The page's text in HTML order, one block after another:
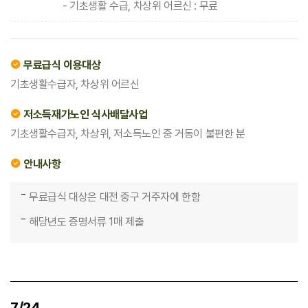
- 기초생활 수급, 차상위 어르신 : 무료
무료급식 이용대상
기초생활수급자, 차상위 어르신
저소득재가노인 식사배달사업
기초생활수급자, 차상위, 저소득노인 중 거동이 불편한 분
안내사항
무료급식 대상은 대전 중구 거주자에 한함
해당년도 증명서류 1매 제출